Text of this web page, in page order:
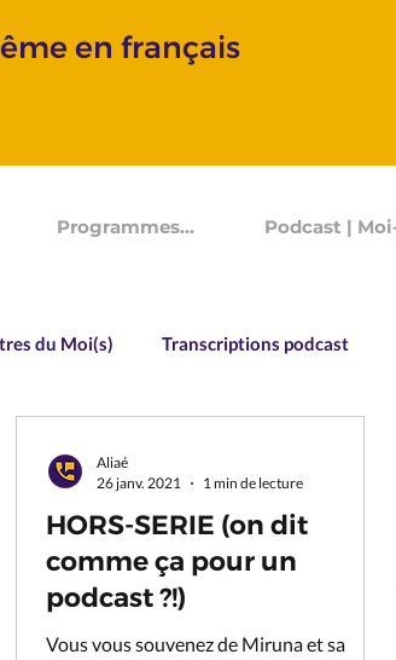
en français
Programmes... Podcast |
du Moi(s) Transcriptions podcast
Allo
HORS-SERIE (on dit
comme ça pour un
podcast ?!)
Vous vous souvenez de Miruna et sa
Aliaé
26 janv. 2021
1 min de lecture